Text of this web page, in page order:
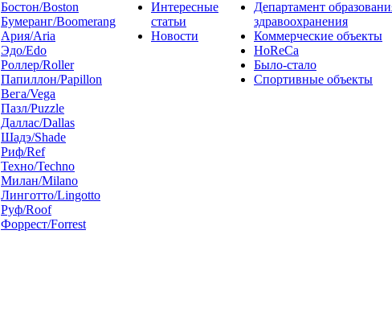
Бостон/Boston
Бумеранг/Boomerang
Ария/Aria
Эдо/Edo
Роллер/Roller
Папиллон/Papillon
Вега/Vega
Пазл/Puzzle
Даллас/Dallas
Шадэ/Shade
Риф/Ref
Техно/Techno
Милан/Milano
Линготто/Lingotto
Руф/Roof
Форрест/Forrest
Интересные
статьи
Новости
Департамент
здравоохранения
Коммерческие объекты
HoReCa
Было-стало
Спортивные объекты